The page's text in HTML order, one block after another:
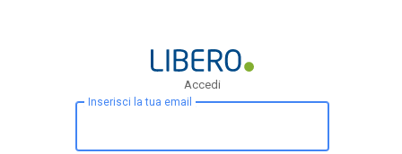
Accedi
Inserisci la tua email